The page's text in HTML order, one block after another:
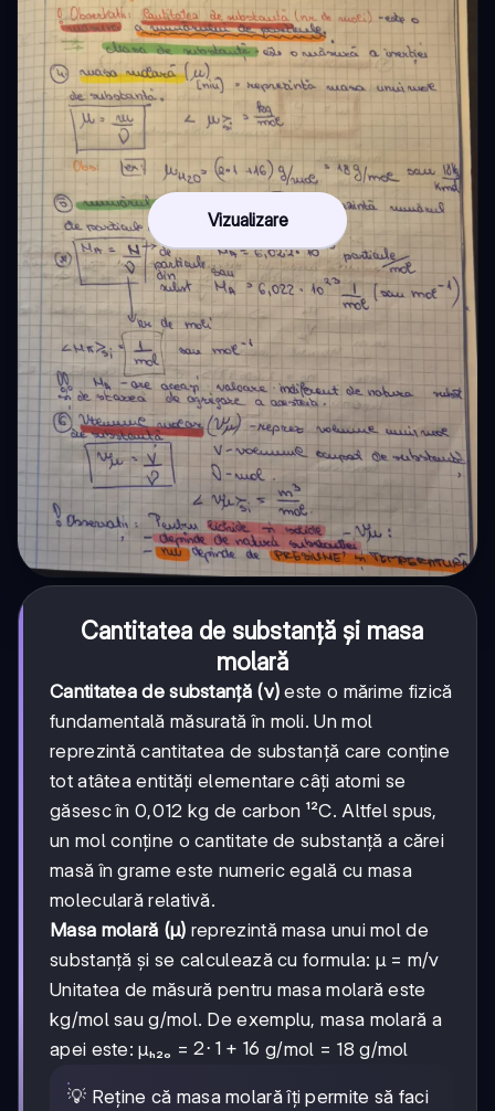
Vizualizare
Cantitatea de substanță și masa
molară
Cantitatea de substanță (ν) este o mărime fizică
fundamentală măsurată în moli. Un mol
reprezintă cantitatea de substanță care conține
tot atâtea entități elementare câți atomi se
găsesc în 0,012 kg de carbon ¹²C. Altfel spus,
un mol conține o cantitate de substanță a cărei
masă în grame este numeric egală cu masa
moleculară relativă.
Masa molară (μ) reprezintă masa unui mol de
substanță și se calculează cu formula: μ = m/ν
Unitatea de măsură pentru masa molară este
kg/mol sau g/mol. De exemplu, masa molară a
apei este: μₕ₂ₒ =2·1
16
2⋅ 1 + 16 g/mol = 18 g/mol
💡 Reține că masa molară îți permite să faci